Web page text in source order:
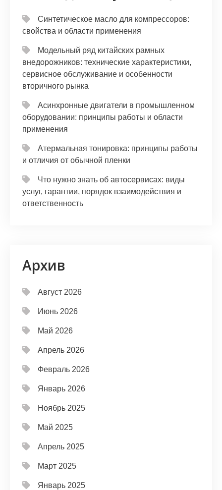
Синтетическое масло для компрессоров:
свойства и области применения
Модельный ряд китайских рамных
внедорожников: технические характеристики,
сервисное обслуживание и особенности
вторичного рынка
Асинхронные двигатели в промышленном
оборудовании: принципы работы и области
применения
Атермальная тонировка: принципы работы
и отличия от обычной пленки
Что нужно знать об автосервисах: виды
услуг, гарантии, порядок взаимодействия и
ответственность
Архив
Август 2026
Июнь 2026
Май 2026
Апрель 2026
Февраль 2026
Январь 2026
Ноябрь 2025
Май 2025
Апрель 2025
Март 2025
Январь 2025